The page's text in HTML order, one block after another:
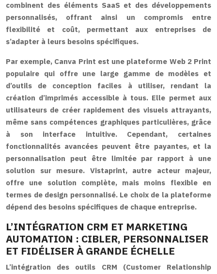
combinent des éléments SaaS et des développements
personnalisés, offrant ainsi un compromis entre
flexibilité et coût, permettant aux entreprises de
s’adapter à leurs besoins spécifiques.
Par exemple, Canva Print est une plateforme Web 2 Print
populaire qui offre une large gamme de modèles et
d’outils de conception faciles à utiliser, rendant la
création d’imprimés accessible à tous. Elle permet aux
utilisateurs de créer rapidement des visuels attrayants,
même sans compétences graphiques particulières, grâce
à son interface intuitive. Cependant, certaines
fonctionnalités avancées peuvent être payantes, et la
personnalisation peut être limitée par rapport à une
solution sur mesure. Vistaprint, autre acteur majeur,
offre une solution complète, mais moins flexible en
termes de design personnalisé. Le choix de la plateforme
dépend des besoins spécifiques de chaque entreprise.
L’INTÉGRATION CRM ET MARKETING
AUTOMATION : CIBLER, PERSONNALISER
ET FIDÉLISER À GRANDE ÉCHELLE
L’intégration des outils CRM (Customer Relationship